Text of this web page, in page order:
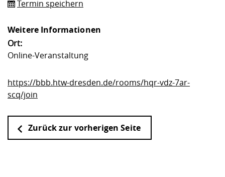
Termin speichern
Weitere Informationen
Ort:
Online-Veranstaltung
https://bbb.htw-dresden.de/rooms/hqr-vdz-7ar-
scq/join
Zurück zur vorherigen Seite